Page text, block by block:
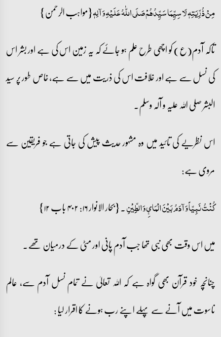
مِنْ ذُرِّیَتِہٖ لَا سِیِّمَا سَیِّدُھُمْ صَلَی اللّٰہُ عَلَیْہِ وَ آلِہٖ{مواہب الرحمن}
تاکہ آدم(ع) کو اچھی طرح علم ہو جائے کہ یہ زمین اس کی ہے اور بشر اس
کی نسل سے ہے اور خلافت اس کی ذریت میں سے ہے، خاص طور پر سید
البشر صلی اللہ علیہ و آلہ وسلم۔
اس نظریے کی تائید میں وہ مشہور حدیث پیش کی جاتی ہے جو فریقین سے
مروی ہے:
کُنْتُ نَبِیّاً وَ آدَمُ بَیْنَ الْمَائِ وَ الطِِّیْنِ۔ {بحار الانوار ۱۶: ۴۰۲ باب ۱۲}
میں اس وقت بھی نبی تھا جب آدم پانی اور مٹی کے درمیان تھے۔
چنانچہ خود قرآن بھی گواہ ہے کہ اللہ تعالیٰ نے تمام نسل آدم سے، عالم
ناسوت میں آنے سے پہلے اپنے رب ہونے کا اقرار لیا :